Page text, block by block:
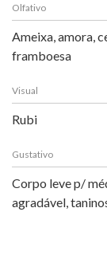
Olfativo
Ameixa, amora,
framboesa
Visual
Rubi
Gustativo
Corpo leve p/
agradável,